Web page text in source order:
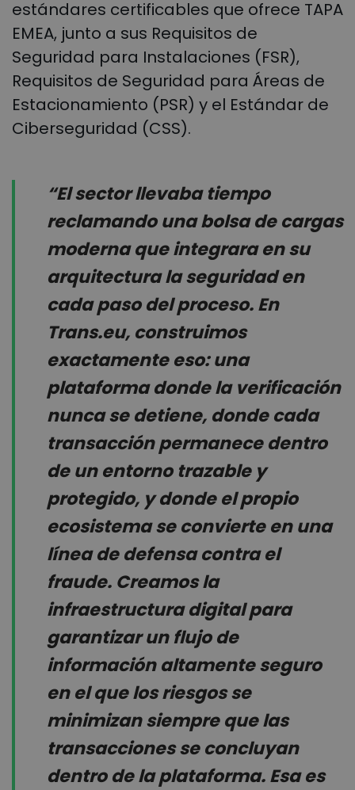
estándares certificables que ofrece TAPA
EMEA, junto a sus Requisitos de
Seguridad para Instalaciones (FSR),
Requisitos de Seguridad para Áreas de
Estacionamiento (PSR) y el Estándar de
Ciberseguridad (CSS).
“El sector llevaba tiempo
reclamando una bolsa de cargas
moderna que integrara en su
arquitectura la seguridad en
cada paso del proceso. En
Trans.eu, construimos
exactamente eso: una
plataforma donde la verificación
nunca se detiene, donde cada
transacción permanece dentro
de un entorno trazable y
protegido, y donde el propio
ecosistema se convierte en una
línea de defensa contra el
fraude. Creamos la
infraestructura digital para
garantizar un flujo de
información altamente seguro
en el que los riesgos se
minimizan siempre que las
transacciones se concluyan
dentro de la plataforma. Esa es